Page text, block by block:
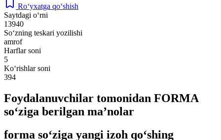
Ro‘yxatga qo‘shish
Saytdagi o‘rni
13940
So‘zning teskari yozilishi
amrof
Harflar soni
5
Ko‘rishlar soni
394
Foydalanuvchilar tomonidan FORMA
so‘ziga berilgan ma’nolar
forma so‘ziga yangi izoh qo‘shing